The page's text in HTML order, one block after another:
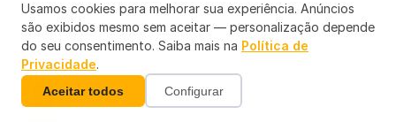
Diário Oficial TCE-RO
Usamos cookies para melhorar sua experiência. Anúncios
são exibidos mesmo sem aceitar — personalização depende
do seu consentimento. Saiba mais na Política de
Privacidade.
Aceitar todos Configurar